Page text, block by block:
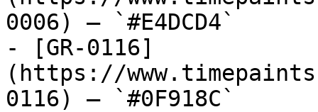
0006) — `#E4DCD4`
- [GR-0116]
(https://
0116) — `#0F918C`